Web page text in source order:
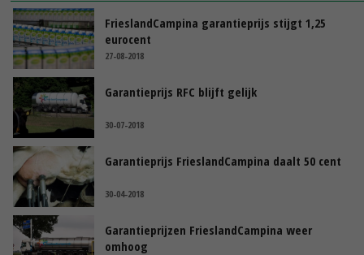
FrieslandCampina garantieprijs stijgt 1,25
eurocent
27-08-2018
Garantieprijs RFC blijft gelijk
30-07-2018
Garantieprijs FrieslandCampina daalt 50 cent
30-04-2018
Garantieprijzen FrieslandCampina weer
omhoog